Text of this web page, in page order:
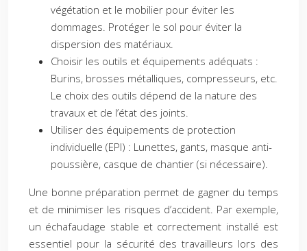
végétation et le mobilier pour éviter les
dommages. Protéger le sol pour éviter la
dispersion des matériaux.
Choisir les outils et équipements adéquats :
Burins, brosses métalliques, compresseurs, etc.
Le choix des outils dépend de la nature des
travaux et de l’état des joints.
Utiliser des équipements de protection
individuelle (EPI) : Lunettes, gants, masque anti-
poussière, casque de chantier (si nécessaire).
Une bonne préparation permet de gagner du temps
et de minimiser les risques d’accident. Par exemple,
un échafaudage stable et correctement installé est
essentiel pour la sécurité des travailleurs lors des